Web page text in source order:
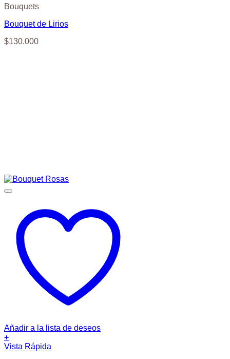
Bouquets
Bouquet de Lirios
$130.000
Añadir a la lista de deseos
+
Vista Rápida